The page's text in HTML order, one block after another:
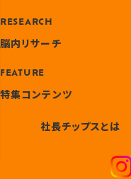
RESEARCH
脳内リサーチ
FEATURE
特集コンテンツ
社長チップスとは